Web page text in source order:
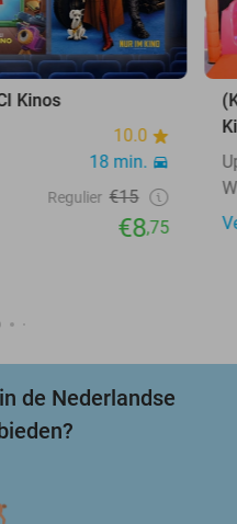
Kinos
10.0
18 min.
Regulier €15
€8,75
de Nederlandse